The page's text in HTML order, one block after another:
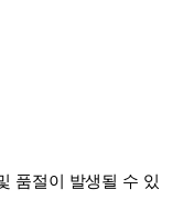
품절이 발생될 수 있